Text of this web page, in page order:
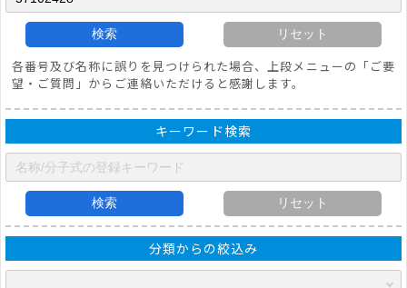
検索 リセット
各番号及び名称に誤りを見つけられた場合、上段メニューの「ご要
望・ご質問」からご連絡いただけると感謝します。
キーワード検索
検索 リセット
分類からの絞込み